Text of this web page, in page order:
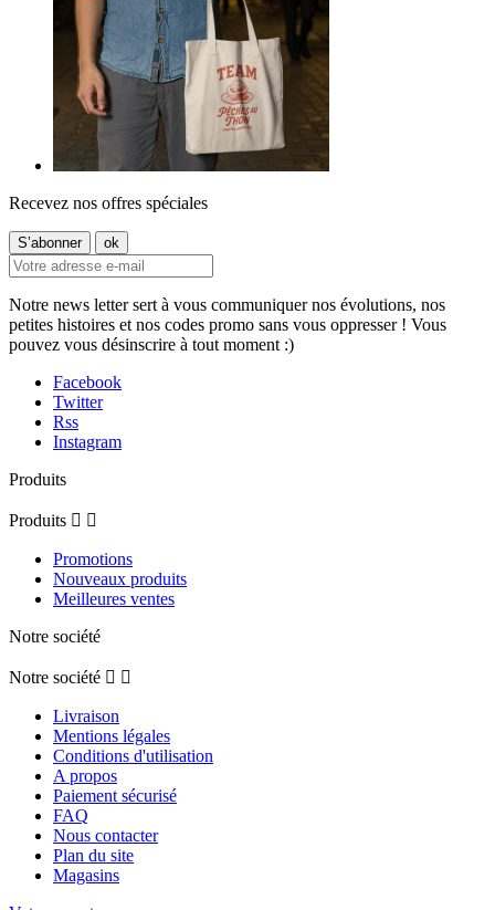
Recevez nos offres spéciales
Notre news letter sert à vous communiquer nos évolutions, nos
petites histoires et nos codes promo sans vous oppresser ! Vous
pouvez vous désinscrire à tout moment :)
Facebook
Twitter
Rss
Instagram
Produits
Produits  
Promotions
Nouveaux produits
Meilleures ventes
Notre société
Notre société  
Livraison
Mentions légales
Conditions d'utilisation
A propos
Paiement sécurisé
FAQ
Nous contacter
Plan du site
Magasins